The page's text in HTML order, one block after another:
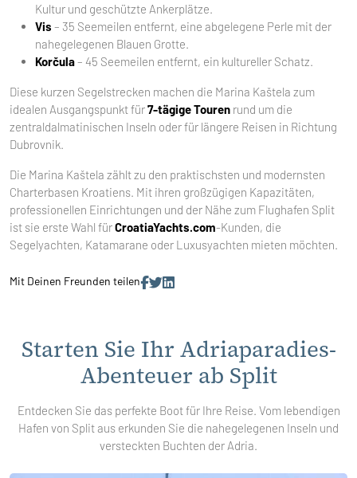
Kultur und geschützte Ankerplätze.
Vis – 35 Seemeilen entfernt, eine abgelegene Perle mit der
nahegelegenen Blauen Grotte.
Korčula– 45 Seemeilen entfernt, ein kultureller Schatz.
Diese kurzen Segelstrecken machen die Marina Kaštela zum
idealen Ausgangspunkt für7-tägige Touren rund um die
zentraldalmatinischen Inseln oder für längere Reisen in Richtung
Dubrovnik.
Die Marina Kaštela zählt zu den praktischsten und modernsten
Charterbasen Kroatiens. Mit ihren großzügigen Kapazitäten,
professionellen Einrichtungen und der Nähe zum Flughafen Split
ist sie erste Wahl fürCroatiaYachts.com-Kunden, die
Segelyachten, Katamarane oder Luxusyachten mieten möchten.
Mit Deinen Freunden teilen
Starten Sie Ihr Adriaparadies-
Abenteuer ab Split
Entdecken Sie das perfekte Boot für Ihre Reise. Vom lebendigen
Hafen von Split aus erkunden Sie die nahegelegenen Inseln und
versteckten Buchten der Adria.